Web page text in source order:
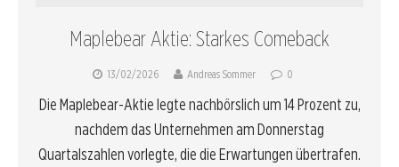
Maplebear Aktie: Starkes Comeback
13/02/2026 Andreas Sommer 0
Die Maplebear-Aktie legte nachbörslich um 14 Prozent zu,
nachdem das Unternehmen am Donnerstag
Quartalszahlen vorlegte, die die Erwartungen übertrafen.